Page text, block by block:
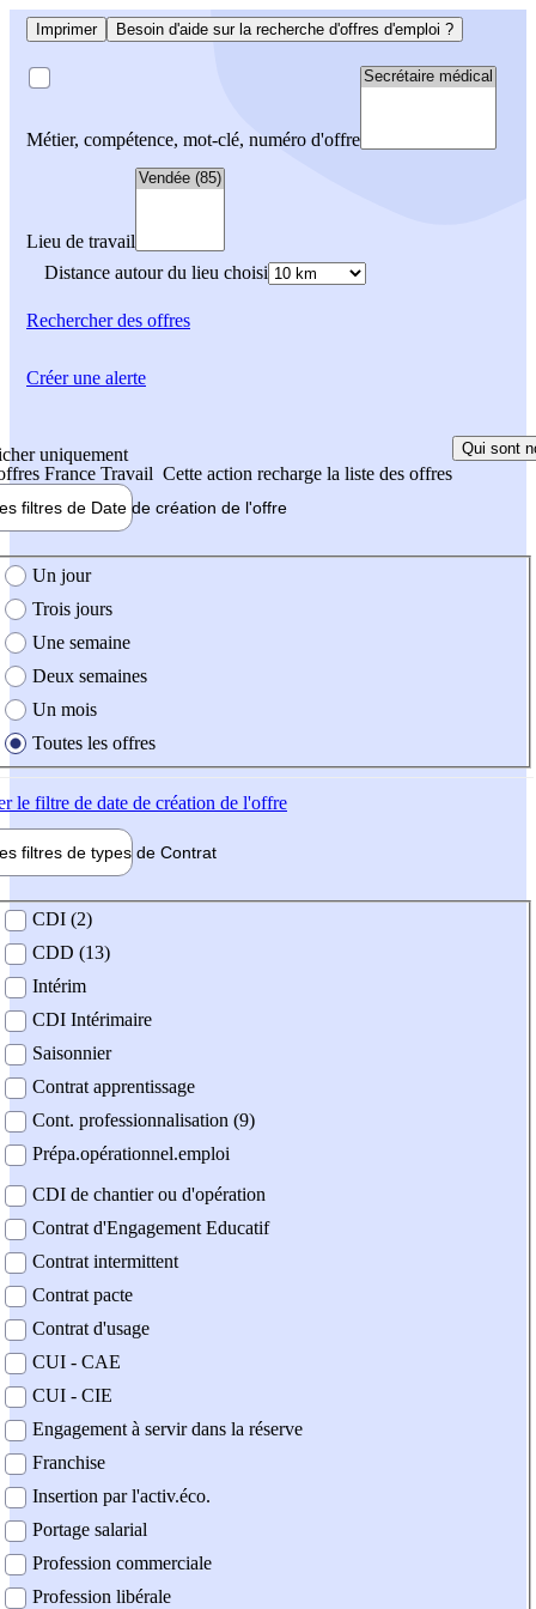
Imprimer Besoin d'aide sur la recherche d'offres d'emploi ?
Métier, compétence, mot-clé, numéro d'offre
Lieu de travail
Distance autour du lieu choisi
Rechercherdes offres
uniquement
France Travail Cette action recharge la liste des offres
Qui sont
filtres de Date de création de l'offre
création de l'offre
Un jour
Trois jours
Une semaine
Deux semaines
Un mois
Toutes les offres
le filtre de date de création de l'offre
filtres de types de Contrat
contrat
CDI (2)
CDD (13)
Intérim
CDI Intérimaire
Saisonnier
Contrat apprentissage
Cont. professionnalisation (9)
Prépa.opérationnel.emploi
CDI de chantier ou d'opération
Contrat d'Engagement Educatif
Contrat intermittent
Contrat pacte
Contrat d'usage
CUI - CAE
CUI - CIE
Engagement à servir dans la réserve
Franchise
Insertion par l'activ.éco.
Portage salarial
Profession commerciale
Profession libérale
Créer une alerte